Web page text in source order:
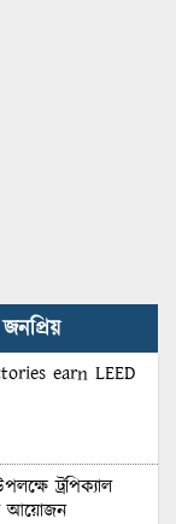
জনপ্রিয়
earn LEED
ট্রপিক্যাল
আয়োজন